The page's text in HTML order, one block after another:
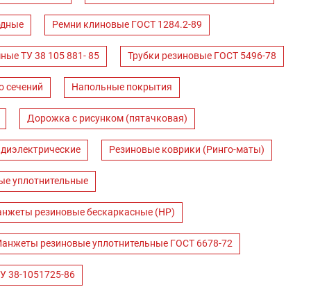
Ремни клиновые ГОСТ 1284.2-89
ТУ 38 105 881- 85 Трубки резиновые ГОСТ 5496-78
сечений Напольные покрытия
Дорожка с рисунком (пятачковая)
Резиновые коврики (Ринго-маты)
уплотнительные
резиновые бескаркасные (НР)
резиновые уплотнительные ГОСТ 6678-72
38-1051725-86